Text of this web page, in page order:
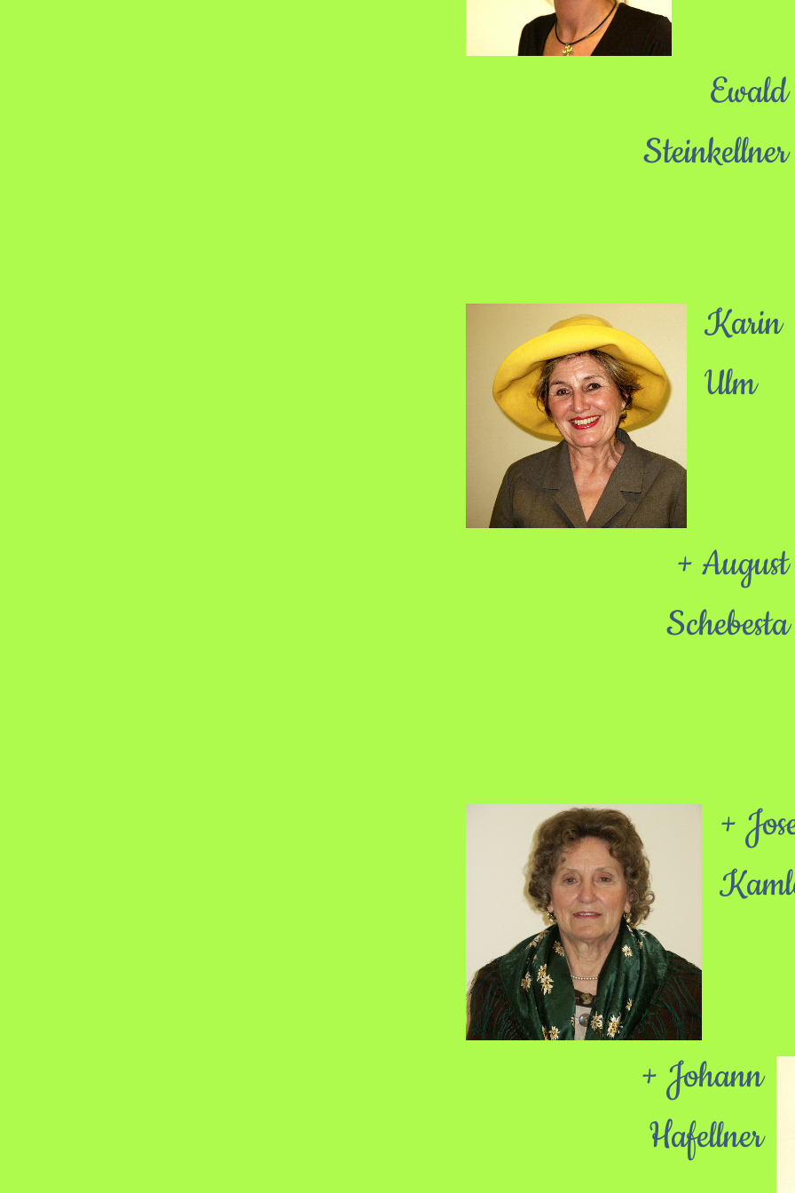
Ewald
Steinkellner
Karin
Ulm
+ August
Schebesta
+
+ Johann
Hafellner